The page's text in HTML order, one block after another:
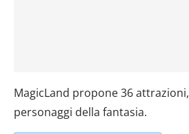
MagicLand propone 36
personaggi della fantasia.